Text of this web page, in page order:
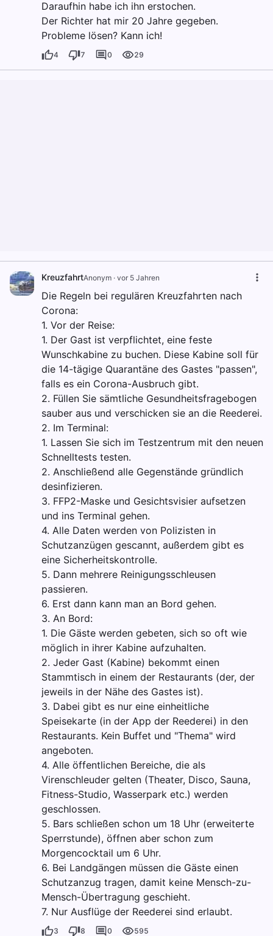
Daraufhin habe ich ihn erstochen.
Der Richter hat mir 20 Jahre gegeben.
Probleme lösen? Kann ich!
4 7 0 29
KreuzfahrtAnonym · vor 5 Jahren
Die Regeln bei regulären Kreuzfahrten nach
Corona:
1. Vor der Reise:
1. Der Gast ist verpflichtet, eine feste
Wunschkabine zu buchen. Diese Kabine soll für
die 14-tägige Quarantäne des Gastes "passen",
falls es ein Corona-Ausbruch gibt.
2. Füllen Sie sämtliche Gesundheitsfragebogen
sauber aus und verschicken sie an die Reederei.
2. Im Terminal:
1. Lassen Sie sich im Testzentrum mit den neuen
Schnelltests testen.
2. Anschließend alle Gegenstände gründlich
desinfizieren.
3. FFP2-Maske und Gesichtsvisier aufsetzen
und ins Terminal gehen.
4. Alle Daten werden von Polizisten in
Schutzanzügen gescannt, außerdem gibt es
eine Sicherheitskontrolle.
5. Dann mehrere Reinigungsschleusen
passieren.
6. Erst dann kann man an Bord gehen.
3. An Bord:
1. Die Gäste werden gebeten, sich so oft wie
möglich in ihrer Kabine aufzuhalten.
2. Jeder Gast (Kabine) bekommt einen
Stammtisch in einem der Restaurants (der, der
jeweils in der Nähe des Gastes ist).
3. Dabei gibt es nur eine einheitliche
Speisekarte (in der App der Reederei) in den
Restaurants. Kein Buffet und "Thema" wird
angeboten.
4. Alle öffentlichen Bereiche, die als
Virenschleuder gelten (Theater, Disco, Sauna,
Fitness-Studio, Wasserpark etc.) werden
geschlossen.
5. Bars schließen schon um 18 Uhr (erweiterte
Sperrstunde), öffnen aber schon zum
Morgencocktail um 6 Uhr.
6. Bei Landgängen müssen die Gäste einen
Schutzanzug tragen, damit keine Mensch-zu-
Mensch-Übertragung geschieht.
7. Nur Ausflüge der Reederei sind erlaubt.
3 8 0 595